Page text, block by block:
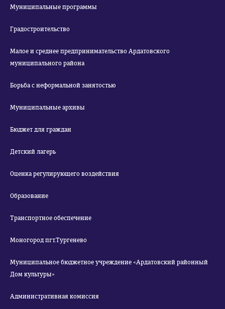
Муниципальные программы
Градостроительство
Малое и среднее предпринимательство Ардатовского
муниципального района
Борьба с неформальной занятостью
Муниципальные архивы
Бюджет для граждан
Детский лагерь
Оценка регулирующего воздействия
Образование
Транспортное обеспечение
Моногород пгт.Тургенево
Муниципальное бюджетное учреждение «Ардатовский районный
Дом культуры»
Административная комиссия